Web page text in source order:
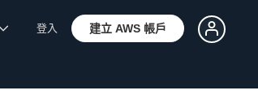
登入 建立 AWS 帳戶